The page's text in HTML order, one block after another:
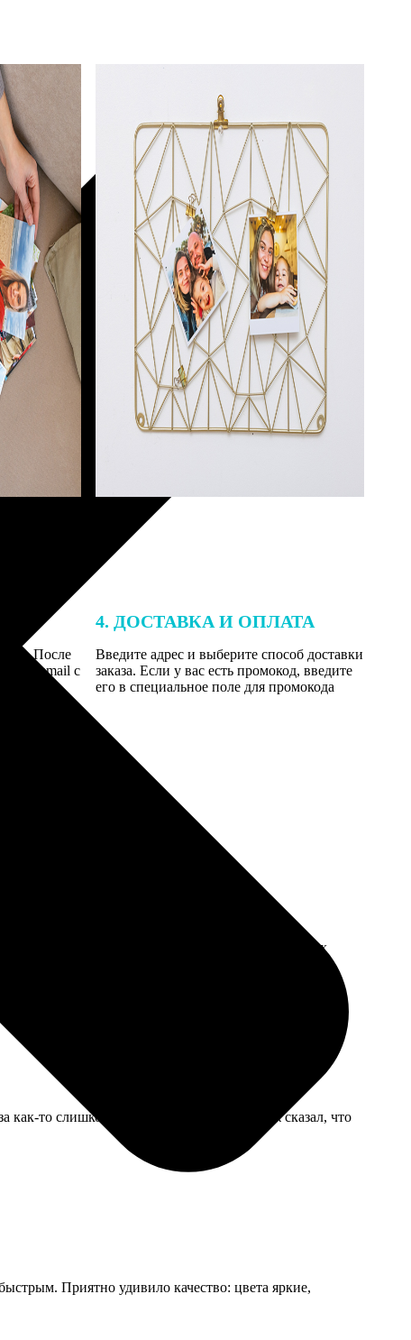
После
на email с
заказ
4. ДОСТАВКА И ОПЛАТА
Введите адрес и выберите способ доставки
заказа. Если у вас есть промокод, введите
его в специальное поле для промокода
для резюме бы не рискнула, а для школьных
как-то слишком глубоко проработали. Муж сказал, что
Приятно удивило качество: цвета яркие,